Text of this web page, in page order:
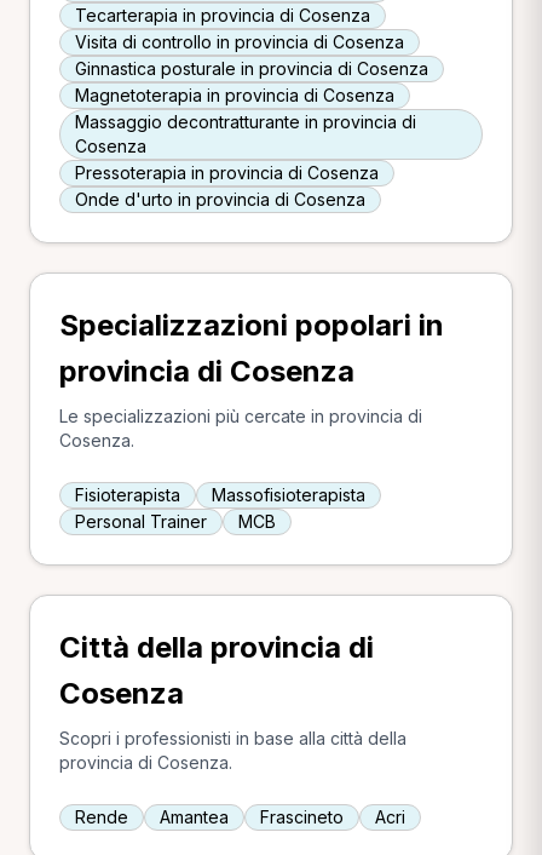
Tecarterapia in provincia di Cosenza
Visita di controllo in provincia di Cosenza
Ginnastica posturale in provincia di Cosenza
Magnetoterapia in provincia di Cosenza
Massaggio decontratturante in provincia di
Cosenza
Pressoterapia in provincia di Cosenza
Onde d'urto in provincia di Cosenza
Specializzazioni popolari in
provincia di Cosenza
Le specializzazioni più cercate in provincia di
Cosenza.
Fisioterapista
Massofisioterapista
Personal Trainer
MCB
Città della provincia di
Cosenza
Scopri i professionisti in base alla città della
provincia di Cosenza.
Rende Amantea Frascineto Acri